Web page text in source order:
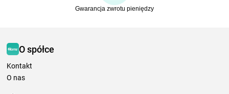
Gwarancja zwrotu pieniędzy
O spółce
Kontakt
O nas